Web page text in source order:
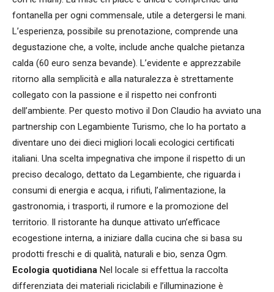
fontanella per ogni commensale, utile a detergersi le mani.
L’esperienza, possibile su prenotazione, comprende una
degustazione che, a volte, include anche qualche pietanza
calda (60 euro senza bevande). L’evidente e apprezzabile
ritorno alla semplicità e alla naturalezza è strettamente
collegato con la passione e il rispetto nei confronti
dell’ambiente. Per questo motivo il Don Claudio ha avviato una
partnership con Legambiente Turismo, che lo ha portato a
diventare uno dei dieci migliori locali ecologici certificati
italiani. Una scelta impegnativa che impone il rispetto di un
preciso decalogo, dettato da Legambiente, che riguarda i
consumi di energia e acqua, i rifiuti, l’alimentazione, la
gastronomia, i trasporti, il rumore e la promozione del
territorio. Il ristorante ha dunque attivato un’efficace
ecogestione interna, a iniziare dalla cucina che si basa su
prodotti freschi e di qualità, naturali e bio, senza Ogm.
Ecologia quotidiana Nel locale si effettua la raccolta
differenziata dei materiali riciclabili e l’illuminazione è